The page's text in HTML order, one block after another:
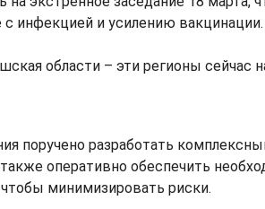
инфекцией и усилению вакцинации.
области – эти регионы сейчас
поручено разработать
оперативно обеспечить
минимизировать риски.